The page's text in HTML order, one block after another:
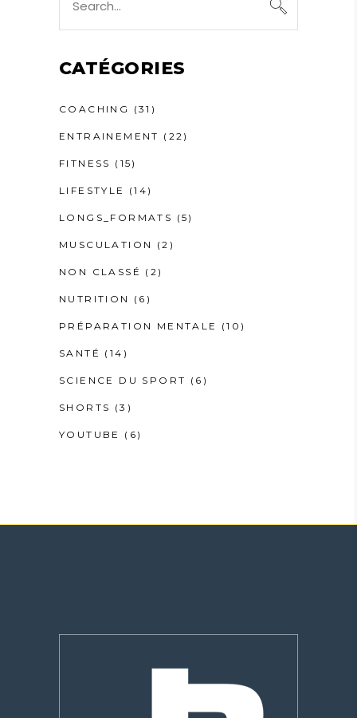
for:
CATÉGORIES
COACHING (31)
ENTRAINEMENT (22)
FITNESS (15)
LIFESTYLE (14)
LONGS_FORMATS (5)
MUSCULATION (2)
NON CLASSÉ (2)
NUTRITION (6)
PRÉPARATION MENTALE (10)
SANTÉ (14)
SCIENCE DU SPORT (6)
SHORTS (3)
YOUTUBE (6)